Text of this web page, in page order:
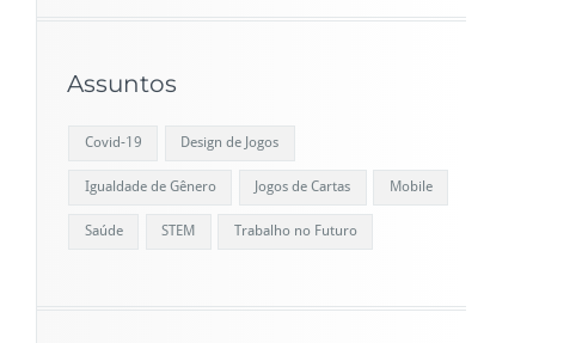
Assuntos
Covid-19 Design de Jogos
Igualdade de Gênero Jogos de Cartas Mobile
Saúde STEM Trabalho no Futuro